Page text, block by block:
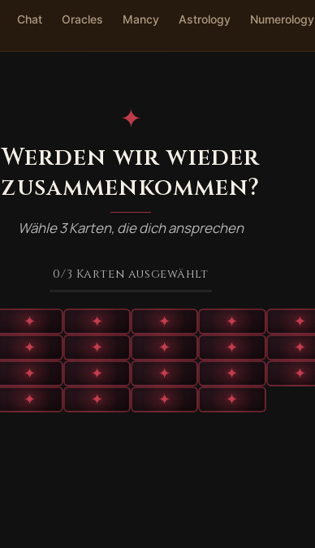
Chat Oracles Mancy Astrology Numerology
✦
Werden wir wieder
zusammenkommen?
Wähle 3 Karten, die dich ansprechen
0/3 Karten ausgewählt
✦ ✦ ✦ ✦
✦
✦ ✦ ✦ ✦
✦
✦ ✦ ✦ ✦
✦
✦
✦ ✦ ✦